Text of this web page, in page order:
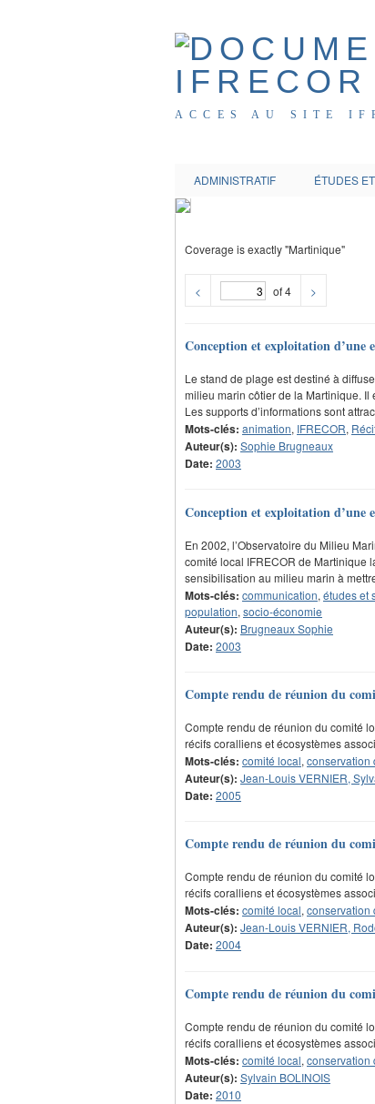
ACCES AU SITE
ADMINISTRATIF ÉTUDES
Coverage is exactly "Martinique"
< of 4 >
Conception et exploitation d’une
Le stand de plage est destiné à
milieu marin côtier de la Martinique.
Les supports d’informations sont
Mots-clés: animation, IFRECOR,
Auteur(s): Sophie Brugneaux
Date: 2003
Conception et exploitation d’une
En 2002, l’Observatoire du Milieu
comité local IFRECOR de Martinique
sensibilisation au milieu marin à
Mots-clés: communication, études et
population, socio-économie
Auteur(s): Brugneaux Sophie
Date: 2003
Compte rendu de réunion du
Compte rendu de réunion du comité
récifs coralliens et écosystèmes
Mots-clés: comité local, conservation
Auteur(s): Jean-Louis VERNIER,
Date: 2005
Compte rendu de réunion du
Compte rendu de réunion du comité
récifs coralliens et écosystèmes
Mots-clés: comité local, conservation
Auteur(s): Jean-Louis VERNIER,
Date: 2004
Compte rendu de réunion du
Compte rendu de réunion du comité
récifs coralliens et écosystèmes
Mots-clés: comité local, conservation
Auteur(s): Sylvain BOLINOIS
Date: 2010